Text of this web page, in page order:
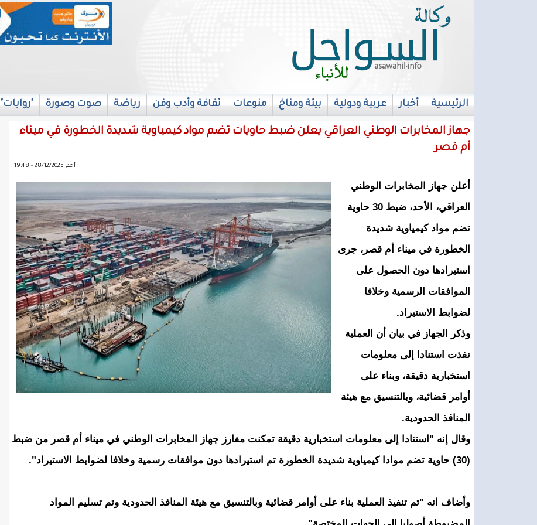
الرئيسية أخبار عربية ودولية بيئة ومناخ منوعات ثقافة وأدب وفن رياضة صوت وصورة "روايات"
français
جهاز المخابرات الوطني العراقي يعلن ضبط حاويات تضم مواد كيمياوية شديدة الخطورة في ميناء
أم قصر
أحد, 28/12/2025 - 19:48
أعلن جهاز المخابرات الوطني
العراقي، الأحد، ضبط 30 حاوية
تضم مواد كيمياوية شديدة
الخطورة في ميناء أم قصر، جرى
استيرادها دون الحصول على
الموافقات الرسمية وخلافا
لضوابط الاستيراد.​
وذكر الجهاز في بيان أن العملية
نفذت استنادا إلى معلومات
استخبارية دقيقة، وبناء على
أوامر قضائية، وبالتنسيق مع هيئة
المنافذ الحدودية.
وقال إنه "استنادا إلى معلومات استخبارية دقيقة تمكنت مفارز جهاز المخابرات الوطني في ميناء أم قصر من ضبط
(30) حاوية تضم موادا كيمياوية شديدة الخطورة تم استيرادها دون موافقات رسمية وخلافا لضوابط الاستيراد".
وأضاف انه "تم تنفيذ العملية بناء على أوامر قضائية وبالتنسيق مع هيئة المنافذ الحدودية وتم تسليم المواد